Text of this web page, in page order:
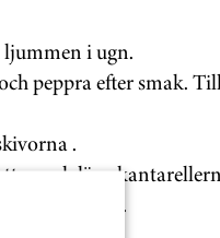
ljummen i ugn.
peppra efter smak.
.
och lägg
genast.